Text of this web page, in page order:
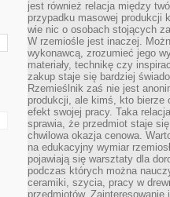
jest również relacja między
przypadku masowej produkcji
wie nic o osobach stojących
W rzemiośle jest inaczej.
wykonawcą, zrozumieć jego
materiały, technikę czy
zakup staje się bardziej
Rzemieślnik zaś nie jest
produkcji, ale kimś, kto bierze
efekt swojej pracy. Taka
sprawia, że przedmiot staje
chwilowa okazja cenowa.
na edukacyjny wymiar
pojawiają się warsztaty dla
podczas których można
ceramiki, szycia, pracy w
przedmiotów. Zainteresowanie